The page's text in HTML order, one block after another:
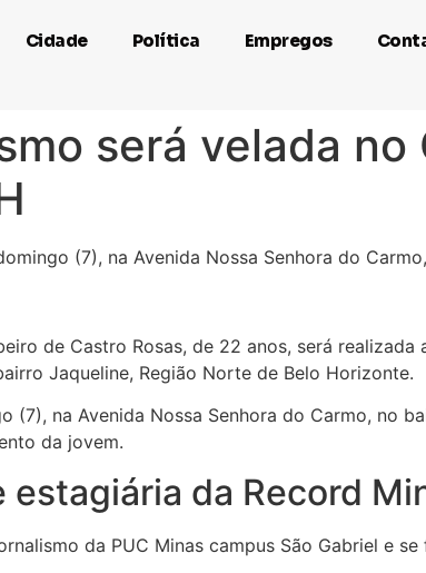
Cidade Política Empregos
será velada no
(7), na Avenida Nossa Senhora do
de Castro Rosas, de 22 anos, será
Jaqueline, Região Norte de Belo Horizonte.
(7), na Avenida Nossa Senhora do Carmo, no
da jovem.
da Record
da PUC Minas campus São Gabriel e